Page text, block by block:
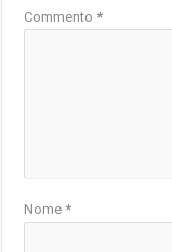
Commento*
Nome*